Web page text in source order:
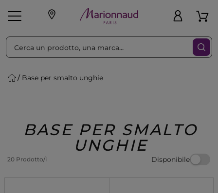
Make-up Profumi
Regalo
Base per smalto unghie
BASE PER SMALTO
UNGHIE
20 Prodotto/i Disponibile
Ordina per Filtra